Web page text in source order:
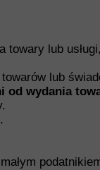
towary lub
lub
od wydania